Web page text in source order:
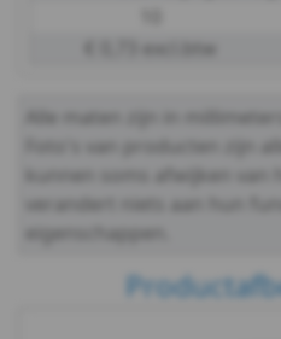
€ 0,73 excl.btw
Alle maten zijn in millimeters.
Foto's van producten zijn
kunnen soms afwijken van
verandert niets aan hun
eigenschappen.